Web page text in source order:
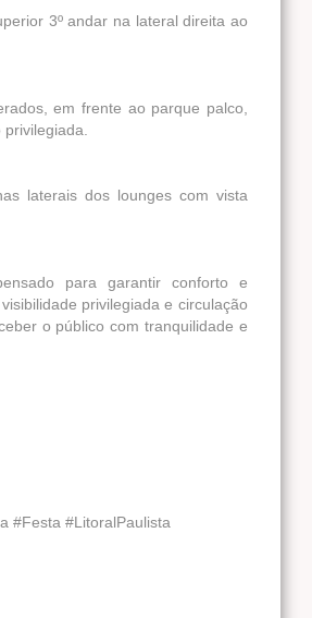
3º andar na lateral direita ao
em frente ao parque palco,
laterais dos lounges com vista
para garantir conforto e
privilegiada e circulação
o público com tranquilidade e
#Festa #LitoralPaulista